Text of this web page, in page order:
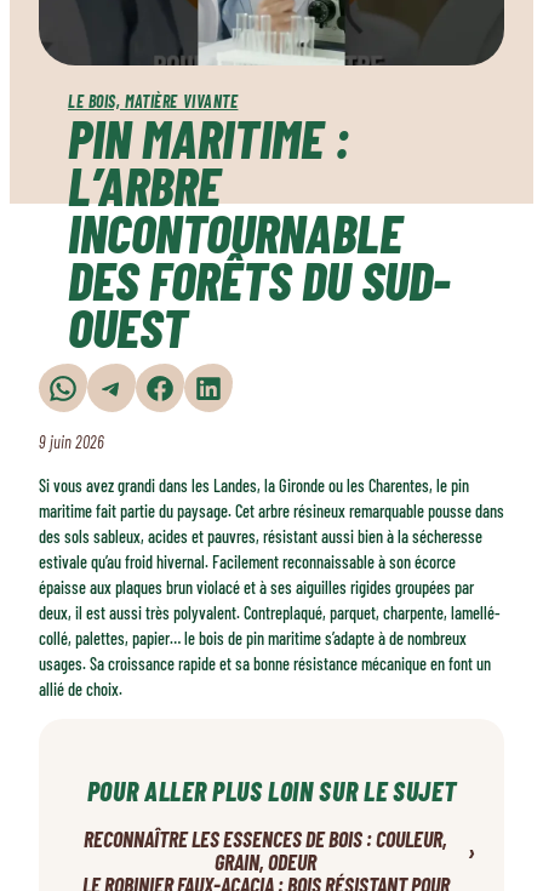
LE BOIS, MATIÈRE VIVANTE
PIN MARITIME :
L’ARBRE
INCONTOURNABLE
DES FORÊTS DU SUD-
OUEST
Partager sur WhatsApp Partager sur Telegram Partager sur Facebook Partager sur LinkedIn
9 juin 2026
Si vous avez grandi dans les Landes, la Gironde ou les Charentes, le pin
maritime fait partie du paysage. Cet arbre résineux remarquable pousse dans
des sols sableux, acides et pauvres, résistant aussi bien à la sécheresse
estivale qu’au froid hivernal. Facilement reconnaissable à son écorce
épaisse aux plaques brun violacé et à ses aiguilles rigides groupées par
deux, il est aussi très polyvalent. Contreplaqué, parquet, charpente, lamellé-
collé, palettes, papier… le bois de pin maritime s’adapte à de nombreux
usages. Sa croissance rapide et sa bonne résistance mécanique en font un
allié de choix.
POUR ALLER PLUS LOIN SUR LE SUJET
RECONNAÎTRE LES ESSENCES DE BOIS : COULEUR,
GRAIN, ODEUR
›
LE ROBINIER FAUX-ACACIA : BOIS RÉSISTANT POUR